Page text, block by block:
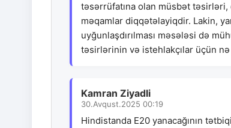
təsərrüfatına olan müsbət təsirləri,
məqamlar diqqətəlayiqdir. Lakin,
uyğunlaşdırılması məsələsi də
təsirlərinin və istehlakçılar üçün
Kamran Ziyadli
30.Avqust.2025 00:19
Hindistanda E20 yanacağının